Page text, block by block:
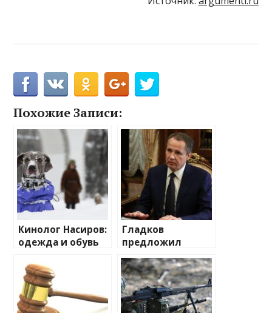
Похожие Записи:
Кинолог Насиров:
одежда и обувь
не только для
согревания
зимой
Гладков
предложил
приостановить
восстановление
жилья уехавших
из России
белгородцев